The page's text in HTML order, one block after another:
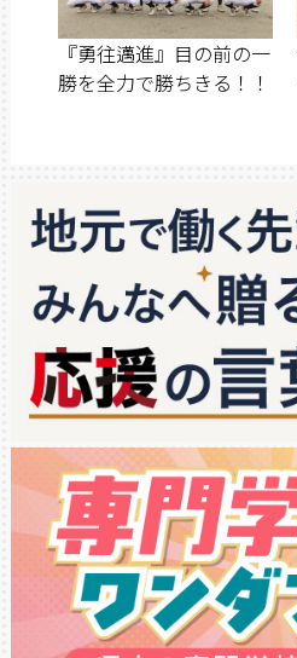
『勇往邁進』目の前の一
勝を全力で勝ちきる！！